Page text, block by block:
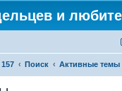
и
Поиск Активные темы